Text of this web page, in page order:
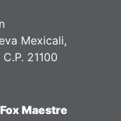
Mexicali,
21100
Maestre